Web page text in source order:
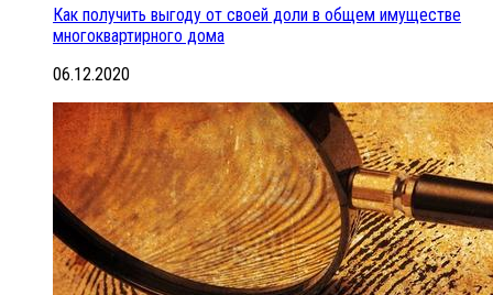
Как получить выгоду от своей доли в общем имуществе
многоквартирного дома
06.12.2020